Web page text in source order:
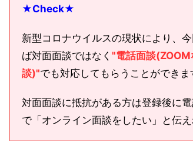
★Check★
新型コロナウイルスの現状により、
ば対面面談ではなく "電話面談
談)"でも対応してもらうことができま
対面面談に抵抗がある方は登録後に
で「オンライン面談をしたい」と伝